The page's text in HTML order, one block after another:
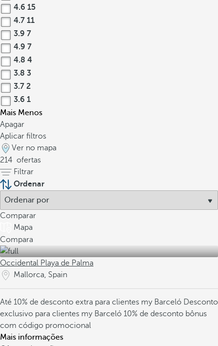
4.6 15
4.7 11
3.9 7
4.9 7
4.8 4
3.8 3
3.7 2
3.6 1
Mais Menos
Apagar
Aplicar filtros
Ver no mapa
214 ofertas
Filtrar
Ordenar
Comparar
Mapa
Compara
Occidental Playa de Palma
Mallorca, Spain
Até 10% de desconto extra para clientes my Barceló Desconto
exclusivo para clientes my Barceló 10% de desconto bônus
com código promocional
Mais informações